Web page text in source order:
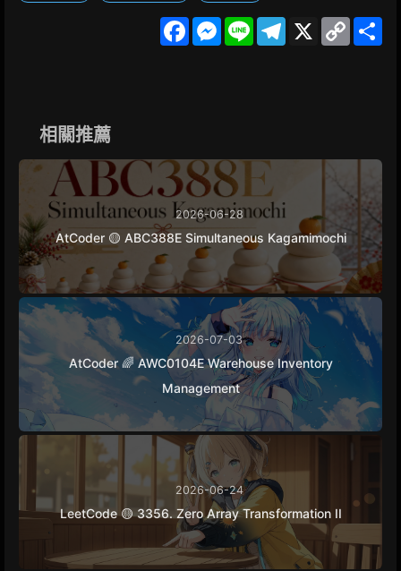
F
M
L
X
C
相關推薦
2026-06-28
AtCoder 🟡 ABC388E Simultaneous Kagamimochi
2026-07-03
AtCoder 🌈 AWC0104E Warehouse Inventory
Management
2026-06-24
LeetCode 🟡 3356. Zero Array Transformation II